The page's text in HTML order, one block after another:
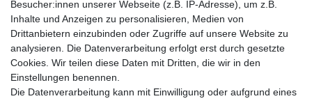
1,35 € *
In den Warenkorb
*inkl. ges. MwSt. zzgl.Versandkosten
Besucher:innen unserer Webseite (z.B. IP-Adresse), um z.B.
Inhalte und Anzeigen zu personalisieren, Medien von
Drittanbietern einzubinden oder Zugriffe auf unsere Website zu
analysieren. Die Datenverarbeitung erfolgt erst durch gesetzte
Cookies. Wir teilen diese Daten mit Dritten, die wir in den
Einstellungen benennen.
Die Datenverarbeitung kann mit Einwilligung oder aufgrund eines